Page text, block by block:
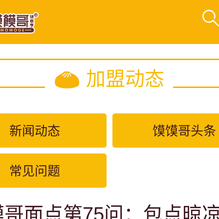
加盟动态
新闻动态 馍馍哥头条
常见问题
面点第75问：包点晾